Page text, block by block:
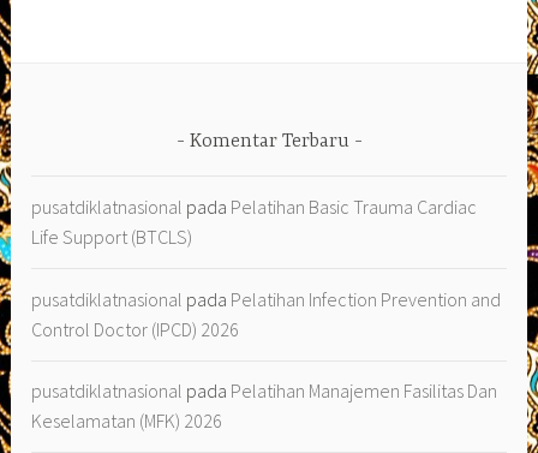
Komentar Terbaru
pusatdiklatnasional pada Pelatihan Basic Trauma Cardiac
Life Support (BTCLS)
pusatdiklatnasional pada Pelatihan Infection Prevention and
Control Doctor (IPCD) 2026
pusatdiklatnasional pada Pelatihan Manajemen Fasilitas Dan
Keselamatan (MFK) 2026